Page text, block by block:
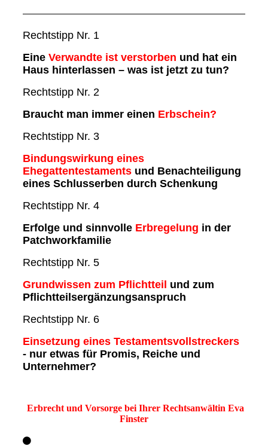
Rechtstipp Nr. 1
Eine Verwandte ist verstorben und hat ein
Haus hinterlassen – was ist jetzt zu tun?
Rechtstipp Nr. 2
Braucht man immer einen Erbschein?
Rechtstipp Nr. 3
Bindungswirkung eines
Ehegattentestamentsund Benachteiligung
eines Schlusserben durch Schenkung
Rechtstipp Nr. 4
Erfolge und sinnvolle Erbregelung in der
Patchworkfamilie
Rechtstipp Nr. 5
Grundwissen zum Pflichtteil und zum
Pflichtteilsergänzungsanspruch
Rechtstipp Nr. 6
Einsetzung eines Testamentsvollstreckers
- nur etwas für Promis, Reiche und
Unternehmer?
Erbrecht und Vorsorge bei Ihrer Rechtsanwältin Eva
Finster